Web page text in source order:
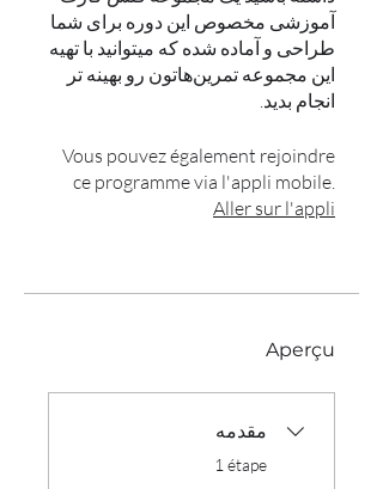
آموزشی مخصوص این دوره برای شما
طراحی و آماده شده که میتوانید با تهیه
این مجموعه تمرین‌هاتون رو بهینه تر
انجام بدید.
Vous pouvez également rejoindre
ce programme via l'appli mobile.
Aller sur l'appli
Aperçu
مقدمه
1 étape